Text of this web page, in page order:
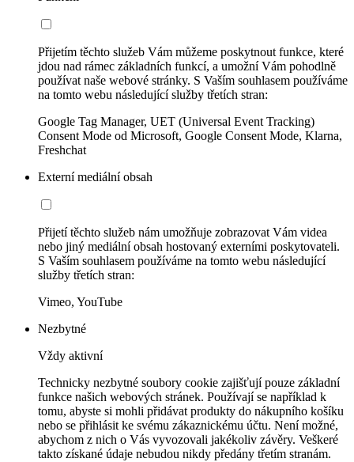
Přijetím těchto služeb Vám můžeme poskytnout funkce, které
jdou nad rámec základních funkcí, a umožní Vám pohodlně
používat naše webové stránky. S Vaším souhlasem používáme
na tomto webu následující služby třetích stran:
Google Tag Manager, UET (Universal Event Tracking)
Consent Mode od Microsoft, Google Consent Mode, Klarna,
Freshchat
Externí mediální obsah
Přijetí těchto služeb nám umožňuje zobrazovat Vám videa
nebo jiný mediální obsah hostovaný externími poskytovateli.
S Vaším souhlasem používáme na tomto webu následující
služby třetích stran:
Vimeo, YouTube
Nezbytné
Vždy aktivní
Technicky nezbytné soubory cookie zajišťují pouze základní
funkce našich webových stránek. Používají se například k
tomu, abyste si mohli přidávat produkty do nákupního košíku
nebo se přihlásit ke svému zákaznickému účtu. Není možné,
abychom z nich o Vás vyvozovali jakékoliv závěry. Veškeré
takto získané údaje nebudou nikdy předány třetím stranám.